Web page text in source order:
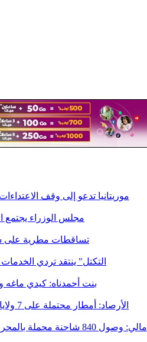
موريتانيا تدعو إلى وقف
مجلس الوزراء يجتمع
تساقطات مطرية على ست
"التكتل" ينتقد تردي
بنت أحمدناه: كيدي
الأرصاد: أمطار محتملة على 7 ولايات وحرارة تصل 46 درجة في الشمال
مالي: وصول 840 شاحنة محملة بالمحروقات إلى باماكو تحت حراسة مشددة